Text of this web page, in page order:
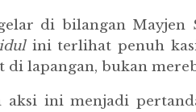
di bilangan Mayjen
ini terlihat penuh
lapangan, bukan
aksi ini menjadi